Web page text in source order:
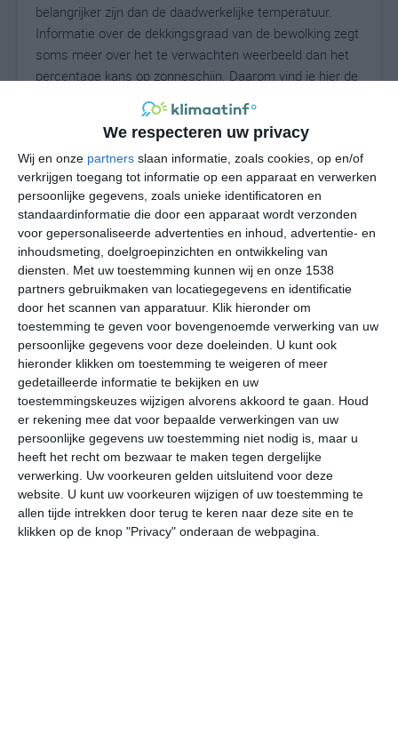
We respecteren uw privacy
Wij en onze partners slaan informatie, zoals cookies, op en/of
verkrijgen toegang tot informatie op een apparaat en verwerken
persoonlijke gegevens, zoals unieke identificatoren en
standaardinformatie die door een apparaat wordt verzonden
voor gepersonaliseerde advertenties en inhoud, advertentie- en
inhoudsmeting, doelgroepinzichten en ontwikkeling van
diensten.
Met uw toestemming kunnen wij en onze 1538
partners gebruikmaken van locatiegegevens en identificatie
door het scannen van apparatuur. Klik hieronder om
toestemming te geven voor bovengenoemde verwerking van uw
persoonlijke gegevens voor deze doeleinden. U kunt ook
hieronder klikken om toestemming te weigeren of meer
gedetailleerde informatie te bekijken en uw
toestemmingskeuzes wijzigen alvorens akkoord te gaan.
Houd
er rekening mee dat voor bepaalde verwerkingen van uw
persoonlijke gegevens uw toestemming niet nodig is, maar u
heeft het recht om bezwaar te maken tegen dergelijke
verwerking. Uw voorkeuren gelden uitsluitend voor deze
website. U kunt uw voorkeuren wijzigen of uw toestemming te
allen tijde intrekken door terug te keren naar deze site en te
klikken op de knop "Privacy" onderaan de webpagina.
belangrijker zijn dan de daadwerkelijke temperatuur.
Informatie over de dekkingsgraad van de bewolking zegt
soms meer over het te verwachten weerbeeld dan het
percentage kans op zonneschijn. Daarom vind je hier de
uitgebreide weersvoorspelling voor Carnate.
30°C
za
32°
zo ma
35° 23°
di
34° 24°
26°C 24°C 23°C
00:00 03:00 06:00 09:00 12:00
00:00 03:00 06:00 09:00 12:00